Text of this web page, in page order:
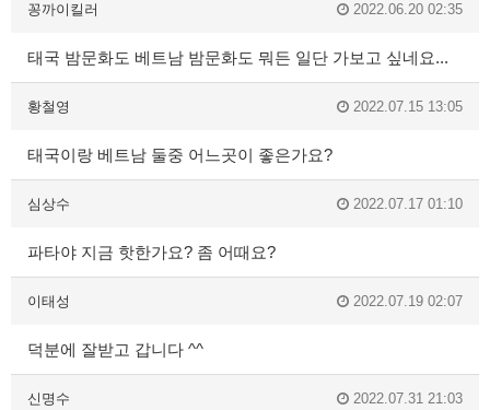
꽁까이킬러 2022.06.20 02:35
태국 밤문화도 베트남 밤문화도 뭐든 일단 가보고 싶네요...
황철영 2022.07.15 13:05
태국이랑 베트남 둘중 어느곳이 좋은가요?
심상수 2022.07.17 01:10
파타야 지금 핫한가요? 좀 어때요?
이태성 2022.07.19 02:07
덕분에 잘받고 갑니다 ^^
신명수 2022.07.31 21:03